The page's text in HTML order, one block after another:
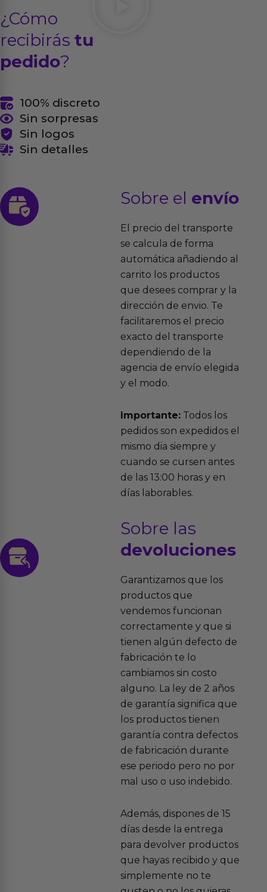
¿Cómo
recibirás tu
pedido?
100% discreto
Sin sorpresas
Sin logos
Sin detalles
Sobre el envío
El precio del transporte
se calcula de forma
automática añadiendo al
carrito los productos
que desees comprar y la
dirección de envio. Te
facilitaremos el precio
exacto del transporte
dependiendo de la
agencia de envío elegida
y el modo.
Importante:Todos los
pedidos son expedidos el
mismo dia siempre y
cuando se cursen antes
de las 13:00 horas y en
días laborables.
Sobre las
devoluciones
Garantizamos que los
productos que
vendemos funcionan
correctamente y que si
tienen algún defecto de
fabricación te lo
cambiamos sin costo
alguno. La ley de 2 años
de garantía significa que
los productos tienen
garantía contra defectos
de fabricación durante
ese periodo pero no por
mal uso o uso indebido.
Además, dispones de 15
días desde la entrega
para devolver productos
que hayas recibido y que
simplemente no te